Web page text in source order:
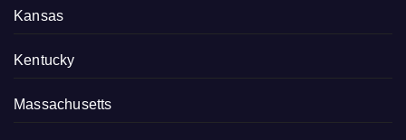
Kansas
Kentucky
Massachusetts